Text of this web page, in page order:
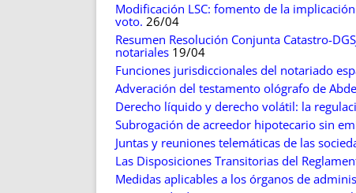
Modificación LSC: fomento de la
voto. 26/04
Resumen Resolución Conjunta Catastro-
notariales 19/04
Funciones jurisdiccionales del notariado
Adveración del testamento ológrafo de
Derecho líquido y derecho volátil: la
Subrogación de acreedor hipotecario sin
Juntas y reuniones telemáticas de las
Las Disposiciones Transitorias del
Medidas aplicables a los órganos de